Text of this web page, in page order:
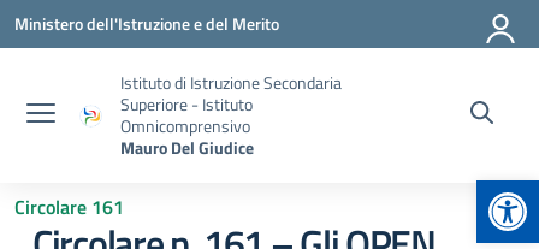
Vai ai contenuti
Vai al menu di navigazione
Vai al footer
Ministero dell'Istruzione e del Merito
Istituto di Istruzione Secondaria
Superiore - Istituto
Omnicomprensivo
Mauro Del Giudice
Circolare 161